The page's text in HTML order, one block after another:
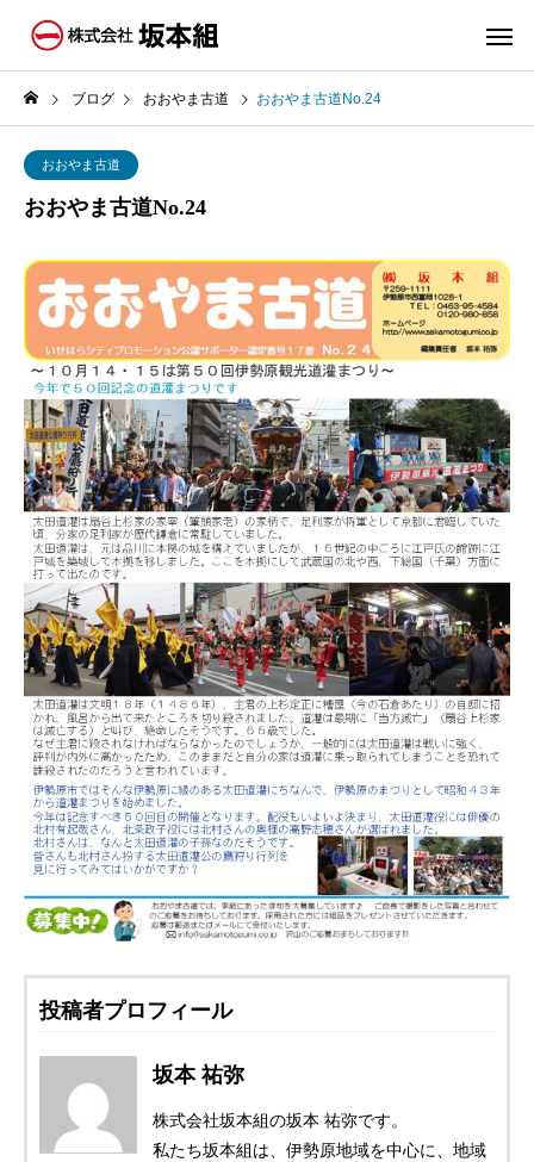
ブログ おおやま古道 おおやま古道No.24
おおやま古道
おおやま古道No.24
投稿者プロフィール
坂本 祐弥
株式会社坂本組の坂本 祐弥です。
私たち坂本組は、伊勢原地域を中心に、地域